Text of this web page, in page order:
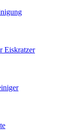
Eiskratzer